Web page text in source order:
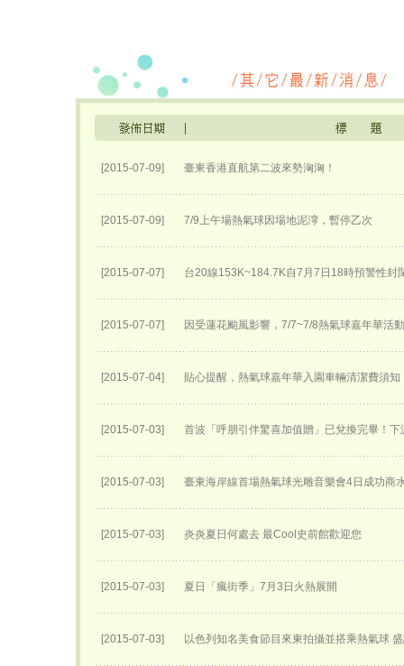
[2015-07-09] 臺東香港直航第二波來勢洶洶！
[2015-07-09] 7/9上午場熱氣球因場地泥濘，暫停乙次
[2015-07-07] 台20線153K~184.7K自7月7日18時預警性封
[2015-07-07] 因受蓮花颱風影響，7/7~7/8熱氣球嘉年華活
[2015-07-04] 貼心提醒，熱氣球嘉年華入園車輛清潔費須知
[2015-07-03] 首波「呼朋引伴驚喜加值贈」已兌換完畢！下
[2015-07-03] 臺東海岸線首場熱氣球光雕音樂會4日成功商
[2015-07-03] 炎炎夏日何處去 最Cool史前館歡迎您
[2015-07-03] 夏日「瘋街季」7月3日火熱展開
[2015-07-03] 以色列知名美食節目來東拍攝並搭乘熱氣球